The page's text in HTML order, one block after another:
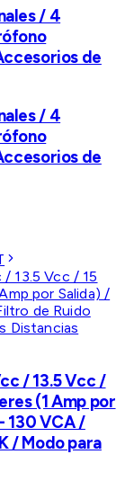
/ 4
de
/ 4
de
/ 13.5 Vcc /
(1 Amp por
130 VCA /
/ Modo para